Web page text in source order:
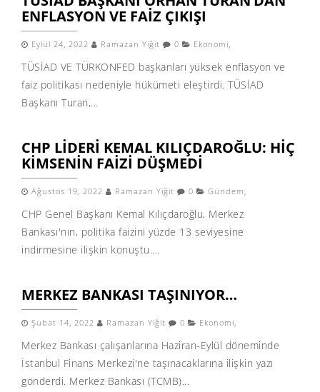
ENFLASYON VE FAIZ ÇIKIŞI
Eylül 24, 2022 Ramazan Yiğit 0 Ekonomi,
TÜSİAD VE TÜRKONFED başkanları yüksek enflasyon ve
faiz politikası nedeniyle hükümeti eleştirdi. TÜSİAD
Başkanı Turan,...
CHP LIDERI KEMAL KILIÇDAROĞLU: HIÇ
KIMSENIN FAIZI DÜŞMEDI
Ağustos 19, 2022 Ramazan Yiğit 0 Gündem ,
CHP Genel Başkanı Kemal Kılıçdaroğlu, Merkez
Bankası'nın, politika faizini yüzde 13 seviyesine
indirmesine ilişkin konuştu....
MERKEZ BANKASI TAŞINIYOR…
Şubat 14, 2022 Ramazan Yiğit 0 Ekonomi,
Merkez Bankası çalışanlarına Haziran-Eylül döneminde
İstanbul Finans Merkezi'ne taşınacaklarına ilişkin yazı
gönderdi. Merkez Bankası (TCMB)...